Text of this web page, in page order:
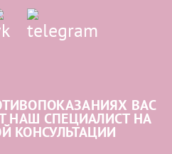
ВАС
НАШ СПЕЦИАЛИСТ НА
КОНСУЛЬТАЦИИ